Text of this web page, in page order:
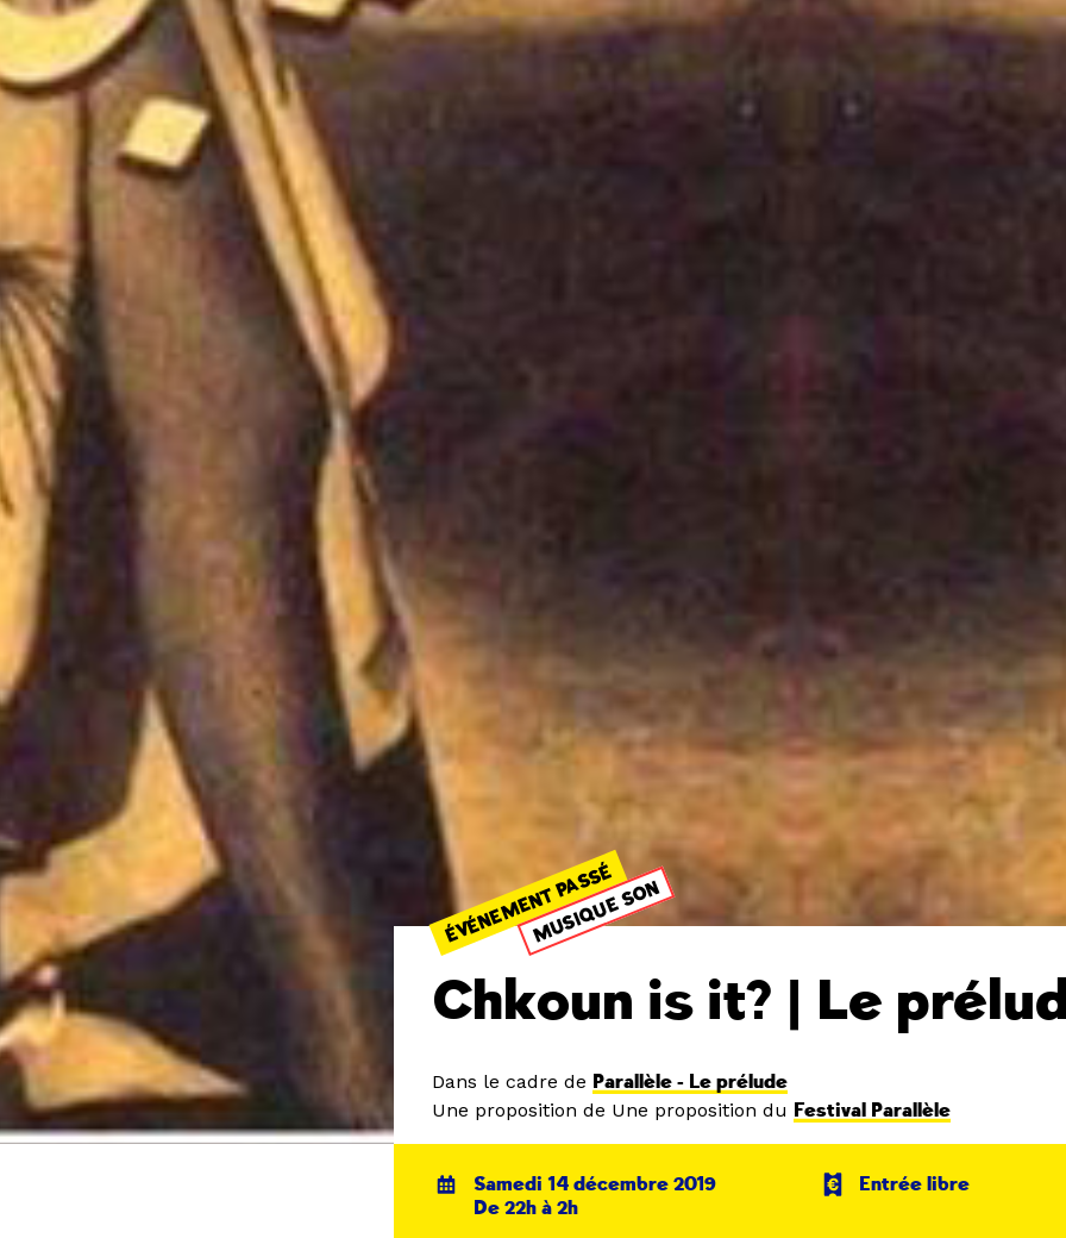
ÉVÉNEMENT PASSÉ
MUSIQUE SON
Chkoun is it? | Le
Dans le cadre de Parallèle - Le prélude
Une proposition de Une proposition du Festival Parallèle
Samedi 14 décembre 2019
De 22h à 2h
Entrée libre